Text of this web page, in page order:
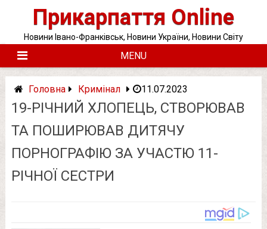
Прикарпаття Online
Новини Івано-Франківськ, Новини України, Новини Світу
MENU
Головна Кримінал 11.07.2023
19-РІЧНИЙ ХЛОПЕЦЬ, СТВОРЮВАВ
ТА ПОШИРЮВАВ ДИТЯЧУ
ПОРНОГРАФІЮ ЗА УЧАСТЮ 11-
РІЧНОЇ СЕСТРИ